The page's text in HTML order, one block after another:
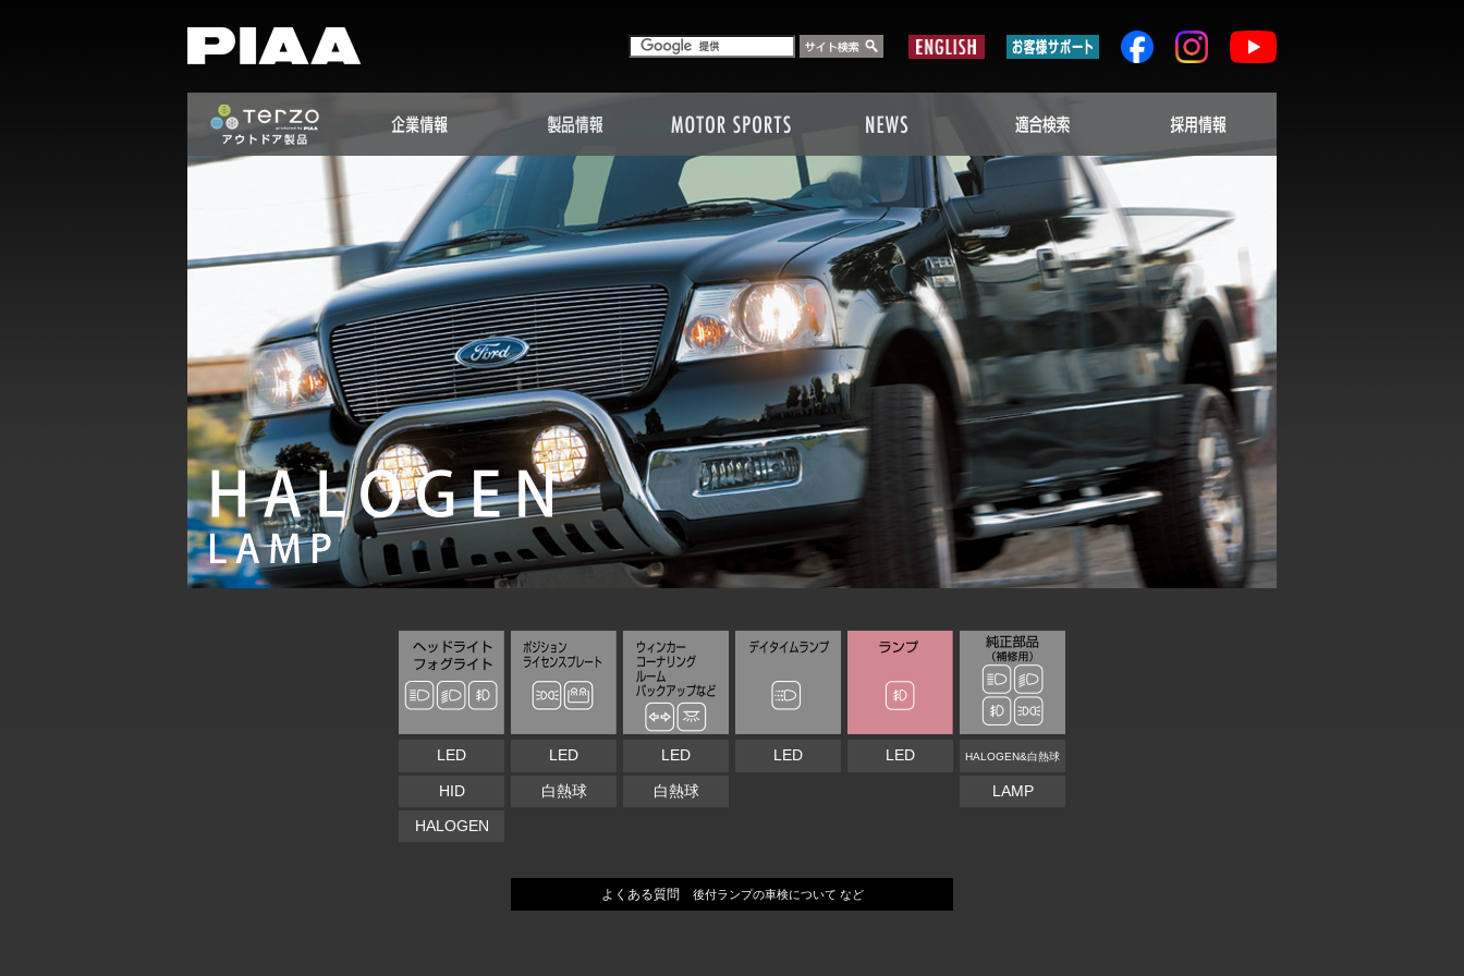
LED LED LED LED LED HALOGEN&白熱球
HID 白熱球 白熱球 LAMP
HALOGEN
よくある質問 後付ランプの車検について など